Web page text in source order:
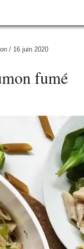
/ 16 juin 2020
fumé